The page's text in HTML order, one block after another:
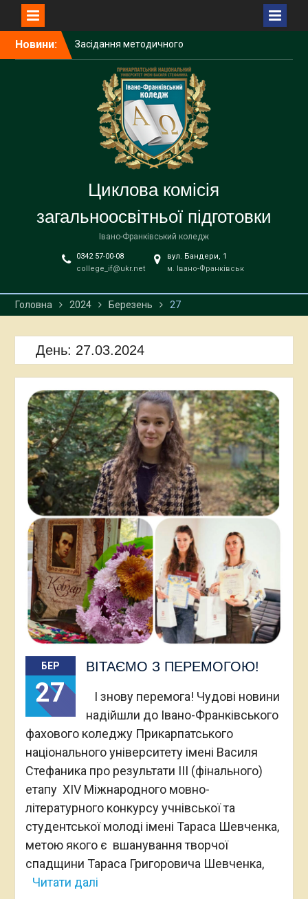
Новини:
Засідання методичного
об’єднання викладачів
української мови і
літератури закладів
фахової передвищої
освіти
Вітаємо з Днем
вишиванки!
Звіт роботи 2025-2026 н. р.
Циклова комісія
загальноосвітньої підготовки
Івано-Франківський коледж
0342 57-00-08
college_if@ukr.net
вул. Бандери, 1
м. Івано-Франківськ
Головна 2024 Березень 27
День: 27.03.2024
БЕР
27
ВІТАЄМО З ПЕРЕМОГОЮ!
І знову перемога! Чудові новини
надійшли до Івано-Франківського
фахового коледжу Прикарпатського
національного університету імені Василя
Стефаника про результати ІІІ (фінального)
етапу ХІV Міжнародного мовно-
літературного конкурсу учнівської та
студентської молоді імені Тараса Шевченка,
метою якого є вшанування творчої
спадщини Тараса Григоровича Шевченка,
Читати далі